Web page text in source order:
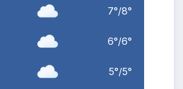
7°/8°
6°/6°
5°/5°